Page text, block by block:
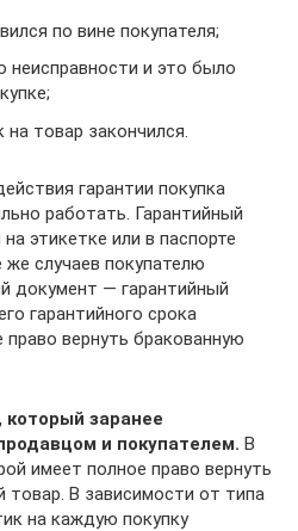
по вине покупателя;
неисправности и это было
на товар закончился.
гарантии покупка
работать. Гарантийный
этикетке или в паспорте
случаев покупателю
документ — гарантийный
гарантийного срока
вернуть бракованную
который заранее
и покупателем. В
имеет полное право вернуть
товар. В зависимости от типа
на каждую покупку